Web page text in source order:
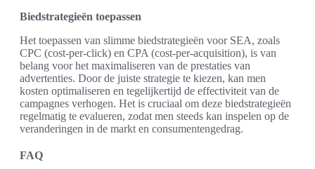
Biedstrategieën toepassen
Het toepassen van slimme biedstrategieën voor SEA, zoals
CPC (cost-per-click) en CPA (cost-per-acquisition), is van
belang voor het maximaliseren van de prestaties van
advertenties. Door de juiste strategie te kiezen, kan men
kosten optimaliseren en tegelijkertijd de effectiviteit van de
campagnes verhogen. Het is cruciaal om deze biedstrategieën
regelmatig te evalueren, zodat men steeds kan inspelen op de
veranderingen in de markt en consumentengedrag.
FAQ